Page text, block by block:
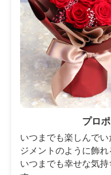
プロ
いつまでも楽しんで
ジメントのように飾れ
いつまでも幸せな気